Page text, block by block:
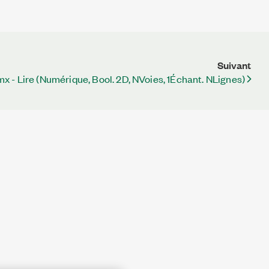
Suivant
- Lire (Numérique, Bool. 2D, NVoies, 1Échant. NLignes)